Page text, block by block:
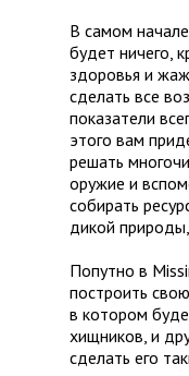
В самом
будет ничего,
здоровья и
сделать все
показатели
этого вам
решать
оружие и
собирать
дикой
Попутно в
построить
в котором
хищников, и
сделать его